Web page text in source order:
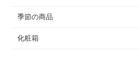
季節の商品
化粧箱